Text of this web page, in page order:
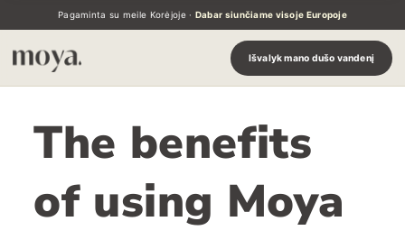
priePagaminta su meile Korėjoje · Dabar siunčiame visoje Europoje
Išvalyk mano dušo vandenį
The benefits
of using Moya